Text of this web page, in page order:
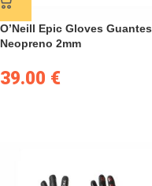
O’Neill Epic Gloves Guantes
Neopreno 2mm
39.00 €